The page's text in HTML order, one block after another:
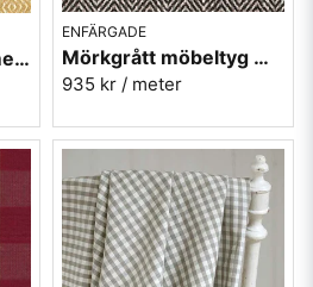
Guldgult möbeltyg med gåsögon - Magdalena nr.5
ENFÄRGADE
Mörkgrått möbeltyg med gåsögon - Magdalena nr.7
935 kr / meter